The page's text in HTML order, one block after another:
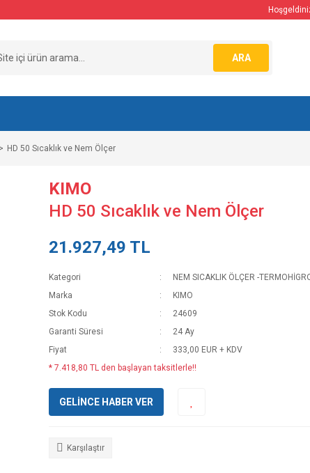
ARA
HD 50 Sıcaklık ve Nem Ölçer
KIMO
HD 50 Sıcaklık ve Nem Ölçer
21.927,49 TL
Kategori
NEM SICAKLIK ÖLÇER -
Marka
KIMO
Stok Kodu
24609
Garanti Süresi
24 Ay
Fiyat
333,00 EUR + KDV
* 7.418,80 TL den başlayan taksitlerle!!
GELİNCE HABER VER
Karşılaştır